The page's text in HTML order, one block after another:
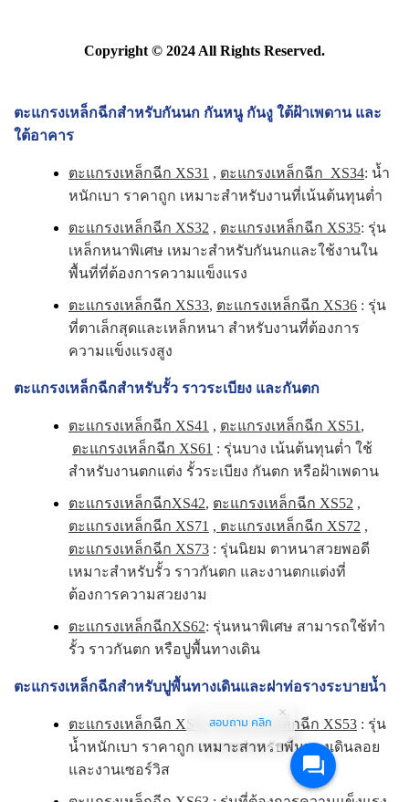
Copyright © 2024 All Rights Reserved.
ตะแกรงเหล็กฉีกสำหรับกันนก กันหนู กันงู ใต้ฝ้าเพดาน และ
ใต้อาคาร
ตะแกรงเหล็กฉีก XS31 , ตะแกรงเหล็กฉีก XS34: น้ำ
หนักเบา ราคาถูก เหมาะสำหรับงานที่เน้นต้นทุนต่ำ
ตะแกรงเหล็กฉีก XS32 , ตะแกรงเหล็กฉีก XS35: รุ่น
เหล็กหนาพิเศษ เหมาะสำหรับกันนกและใช้งานใน
พื้นที่ที่ต้องการความแข็งแรง
ตะแกรงเหล็กฉีก XS33, ตะแกรงเหล็กฉีก XS36 : รุ่น
ที่ตาเล็กสุดและเหล็กหนา สำหรับงานที่ต้องการ
ความแข็งแรงสูง
ตะแกรงเหล็กฉีกสำหรับรั้ว ราวระเบียง และกันตก
ตะแกรงเหล็กฉีก XS41 , ตะแกรงเหล็กฉีก XS51 ,
ตะแกรงเหล็กฉีก XS61 : รุ่นบาง เน้นต้นทุนต่ำ ใช้
สำหรับงานตกแต่ง รั้วระเบียง กันตก หรือฝ้าเพดาน
ตะแกรงเหล็กฉีกXS42, ตะแกรงเหล็กฉีก XS52 ,
ตะแกรงเหล็กฉีก XS71 , ตะแกรงเหล็กฉีก XS72 ,
ตะแกรงเหล็กฉีก XS73 : รุ่นนิยม ตาหนาสวยพอดี
เหมาะสำหรับรั้ว ราวกันตก และงานตกแต่งที่
ต้องการความสวยงาม
ตะแกรงเหล็กฉีกXS62: รุ่นหนาพิเศษ สามารถใช้ทำ
รั้ว ราวกันตก หรือปูพื้นทางเดิน
ตะแกรงเหล็กฉีกสำหรับปูพื้นทางเดินและฝาท่อรางระบายน้ำ
ตะแกรงเหล็กฉีก XS43 ,ตะแกรงเหล็กฉีก XS53 : รุ่น
น้ำหนักเบา ราคาถูก เหมาะสำหรับพื้นทางเดินลอย
และงานเซอร์วิส
สอบถาม คลิก